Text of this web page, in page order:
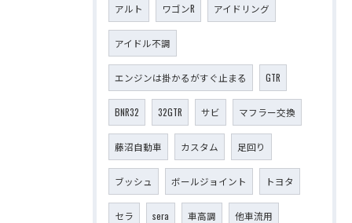
アルト ワゴンR アイドリング
アイドル不調
エンジンは掛かるがすぐ止まる GTR
BNR32 32GTR サビ マフラー交換
藤沼自動車 カスタム 足回り
ブッシュ ボールジョイント トヨタ
セラ sera 車高調 他車流用